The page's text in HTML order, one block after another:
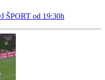
ŠPORT od 19:30h